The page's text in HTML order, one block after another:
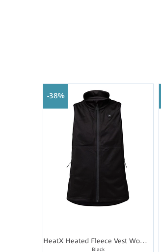
38%
HeatX Heated Fleece Vest Womens
Black